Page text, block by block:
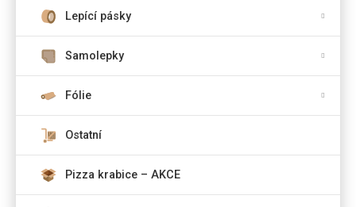
Lepící pásky
Samolepky
Fólie
Ostatní
Pizza krabice – AKCE